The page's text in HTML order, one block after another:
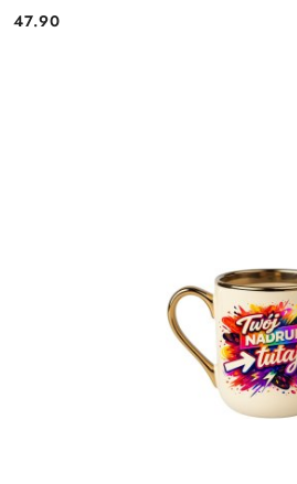
Cena:
47.90